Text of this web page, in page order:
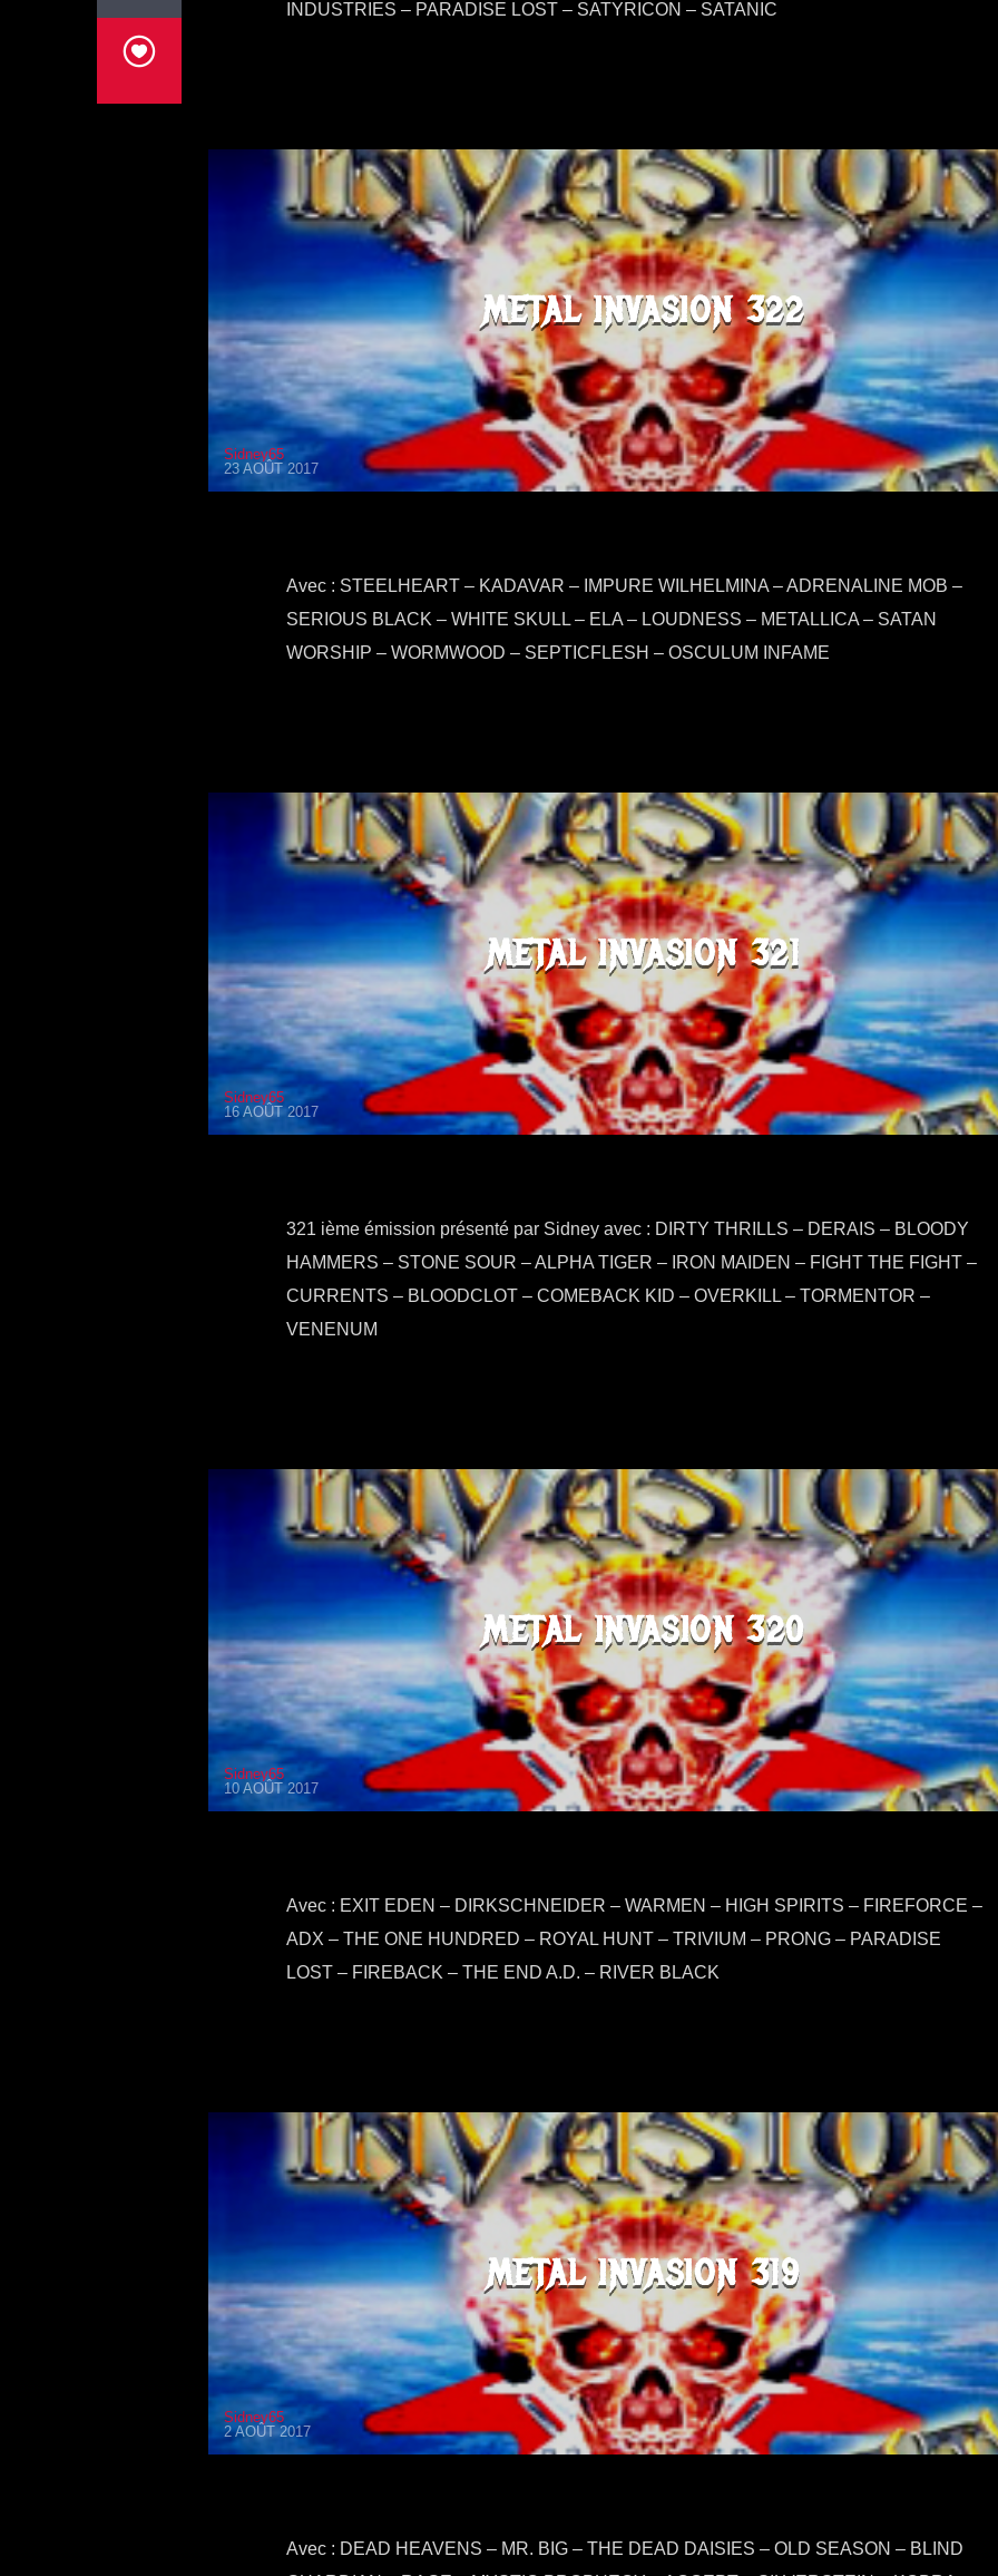
INDUSTRIES – PARADISE LOST – SATYRICON – SATANIC
METAL INVASION 322
Sidney65
23 AOÛT 2017
Avec : STEELHEART – KADAVAR – IMPURE WILHELMINA – ADRENALINE MOB –
SERIOUS BLACK – WHITE SKULL – ELA – LOUDNESS – METALLICA – SATAN
WORSHIP – WORMWOOD – SEPTICFLESH – OSCULUM INFAME
METAL INVASION 321
Sidney65
16 AOÛT 2017
321 ième émission présenté par Sidney avec : DIRTY THRILLS – DERAIS – BLOODY
HAMMERS – STONE SOUR – ALPHA TIGER – IRON MAIDEN – FIGHT THE FIGHT –
CURRENTS – BLOODCLOT – COMEBACK KID – OVERKILL – TORMENTOR –
VENENUM
METAL INVASION 320
Sidney65
10 AOÛT 2017
Avec : EXIT EDEN – DIRKSCHNEIDER – WARMEN – HIGH SPIRITS – FIREFORCE –
ADX – THE ONE HUNDRED – ROYAL HUNT – TRIVIUM – PRONG – PARADISE
LOST – FIREBACK – THE END A.D. – RIVER BLACK
METAL INVASION 319
Sidney65
2 AOÛT 2017
Avec : DEAD HEAVENS – MR. BIG – THE DEAD DAISIES – OLD SEASON – BLIND